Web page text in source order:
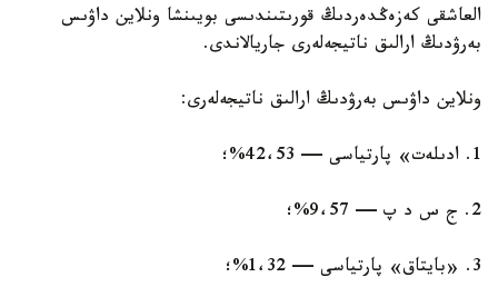
العاشقى كەزەڭدەردىڭ قورىتىندىسى بويىنشا ونلاين داۋىس
بەرۋدىڭ ارالىق ناتيجەلەرى جاريالاندى.
ونلاين داۋىس بەرۋدىڭ ارالىق ناتيجەلەرى:
1. ادىلەت» پارتياسى — 42،53%؛
2. ج س د پ — 9،57%؛
3. «بايتاق» پارتياسى — 1،32%؛